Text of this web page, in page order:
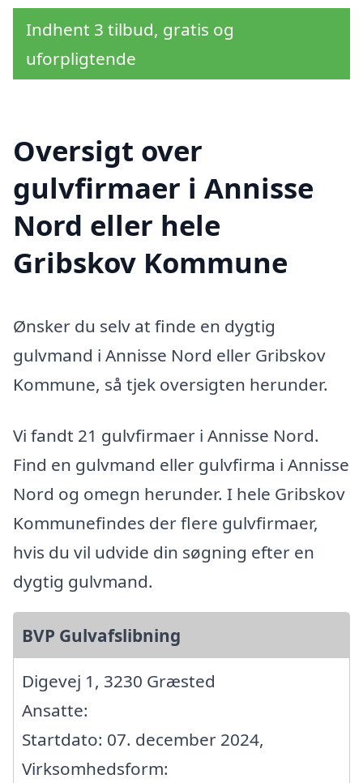
Indhent 3 tilbud, gratis og
uforpligtende
Oversigt over
gulvfirmaer i Annisse
Nord eller hele
Gribskov Kommune
Ønsker du selv at finde en dygtig
gulvmand i Annisse Nord eller Gribskov
Kommune, så tjek oversigten herunder.
Vi fandt 21 gulvfirmaer i Annisse Nord.
Find en gulvmand eller gulvfirma i Annisse
Nord og omegn herunder. I hele Gribskov
Kommunefindes der flere gulvfirmaer,
hvis du vil udvide din søgning efter en
dygtig gulvmand.
BVP Gulvafslibning
Digevej 1, 3230 Græsted
Ansatte:
Startdato: 07. december 2024,
Virksomhedsform: